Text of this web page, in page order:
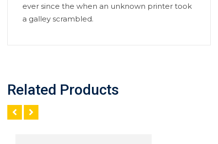
ever since the when an unknown printer took
a galley scrambled.
Related Products